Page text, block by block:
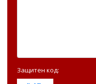
Защитен код: